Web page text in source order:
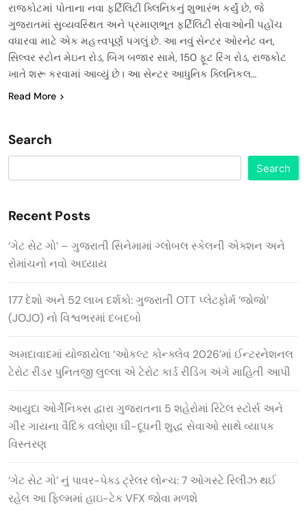
રાજકોટમાં પોતાના નવા ફર્ટિલિટી ક્લિનિકનું શુભારંભ કર્યું છે, જે
ગુજરાતમાં સુવ્યવસ્થિત અને પ્રમાણભૂત ફર્ટિલિટી સેવાઓની પહોંચ
વધારવા માટે એક મહત્ત્વપૂર્ણ પગલું છે. આ નવું સેન્ટર ઓરનેટ વન,
સિલ્વર સ્ટોન મેઇન રોડ, બિગ બજાર સામે, 150 ફૂટ રિંગ રોડ, રાજકોટ
ખાતે શરૂ કરવામાં આવ્યું છે। આ સેન્ટર આધુનિક ક્લિનિકલ…
Read More
Search
Search
Recent Posts
‘ગેટ સેટ ગો’ – ગુજરાતી સિનેમામાં ગ્લોબલ સ્કેલની એક્શન અને
રોમાંચનો નવો અધ્યાય
177 દેશો અને 52 લાખ દર્શકો: ગુજરાતી OTT પ્લેટફોર્મ ‘જોજો’
(JOJO) નો વિશ્વભરમાં દબદબો
અમદાવાદમાં યોજાયેલા ‘ઓકલ્ટ કોન્ક્લેવ 2026’માં ઈન્ટરનેશનલ
ટેરોટ રીડર પુનિતજી લુલ્લા એ ટેરોટ કાર્ડ રીડિંગ અંગે માહિતી આપી
આયુદા ઓર્ગેનિક્સ દ્વારા ગુજરાતના 5 શહેરોમાં રિટેલ સ્ટોર્સ અને
ગીર ગાયના વૈદિક વલોણા ઘી-દૂધની શુદ્ધ સેવાઓ સાથે વ્યાપક
વિસ્તરણ
‘ગેટ સેટ ગો’ નું પાવર-પેક્ડ ટ્રેલર લોન્ચ: 7 ઓગસ્ટે રિલીઝ થઈ
રહેલ આ ફિલ્મમાં હાઇ-ટેક VFX જોવા મળશે